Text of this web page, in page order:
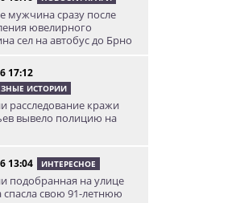
мужчина сразу после
ювелирного
сел на автобус до Брно
17:12
ИСТОРИИ
расследование кражи
вывело полицию на
13:04 ИНТЕРЕСНОЕ
подобранная на улице
спасла свою 91-летнюю